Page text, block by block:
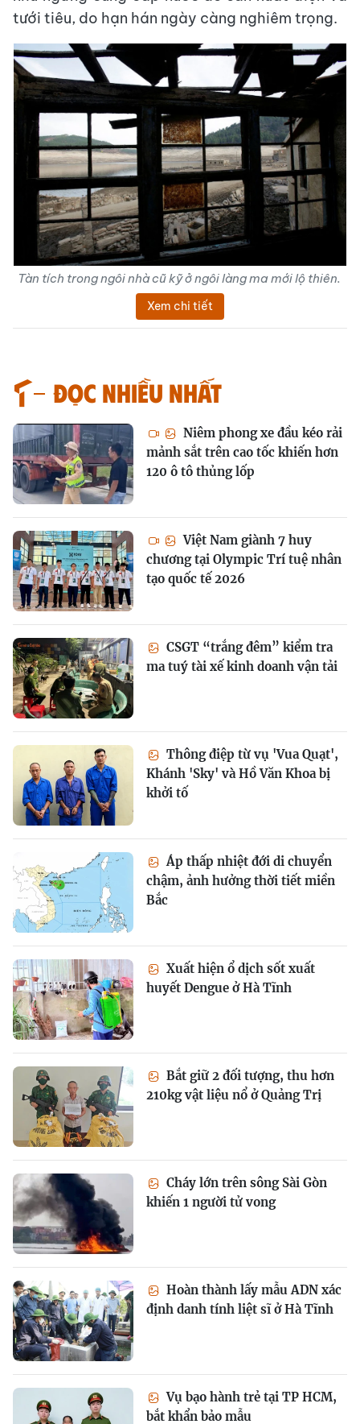
tưới tiêu, do hạn hán ngày càng nghiêm trọng.
Tàn tích trong ngôi nhà cũ kỹ ở ngôi làng ma mới lộ thiên.
Xem chi tiết
Đọc nhiều nhất
Niêm phong xe đầu kéo rải
mảnh sắt trên cao tốc khiến hơn
120 ô tô thủng lốp
Việt Nam giành 7 huy
chương tại Olympic Trí tuệ nhân
tạo quốc tế 2026
CSGT “trắng đêm” kiểm tra
ma tuý tài xế kinh doanh vận tải
Thông điệp từ vụ 'Vua Quạt',
Khánh 'Sky' và Hồ Văn Khoa bị
khởi tố
Áp thấp nhiệt đới di chuyển
chậm, ảnh hưởng thời tiết miền
Bắc
Xuất hiện ổ dịch sốt xuất
huyết Dengue ở Hà Tĩnh
Bắt giữ 2 đối tượng, thu hơn
210kg vật liệu nổ ở Quảng Trị
Cháy lớn trên sông Sài Gòn
khiến 1 người tử vong
Hoàn thành lấy mẫu ADN xác
định danh tính liệt sĩ ở Hà Tĩnh
Vụ bạo hành trẻ tại TP HCM,
bắt khẩn bảo mẫu